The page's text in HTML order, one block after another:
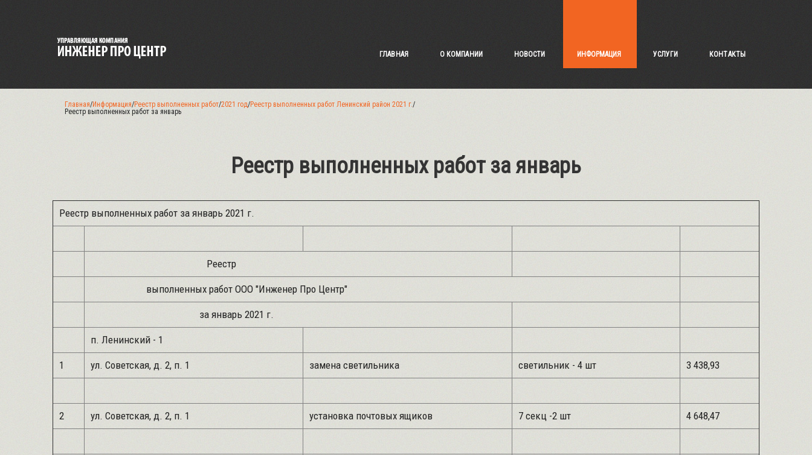
ГЛАВНАЯ О КОМПАНИИ НОВОСТИ ИНФОРМАЦИЯ УСЛУГИ КОНТАКТЫ
Главная/Информация/Реестр выполненных работ/2021 год/Реестр выполненных работ Ленинский район 2021 г./
Реестр выполненных работ за январь
Реестр выполненных работ за январь
Реестр выполненных работ за январь 2021 г.
Реестр
выполненных работ ООО "Инженер Про Центр"
за январь 2021 г.
п. Ленинский - 1
1 ул. Советская, д. 2, п. 1 замена светильника светильник - 4 шт 3 438,93
2 ул. Советская, д. 2, п. 1 установка почтовых ящиков 7 секц -2 шт 4 648,47